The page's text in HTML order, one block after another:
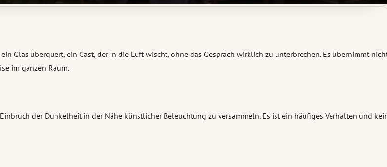
Glas überquert, ein Gast, der in die Luft wischt, ohne das Gespräch wirklich zu unterbrechen. Es übernimmt
im ganzen Raum.
der Dunkelheit in der Nähe künstlicher Beleuchtung zu versammeln. Es ist ein häufiges Verhalten und